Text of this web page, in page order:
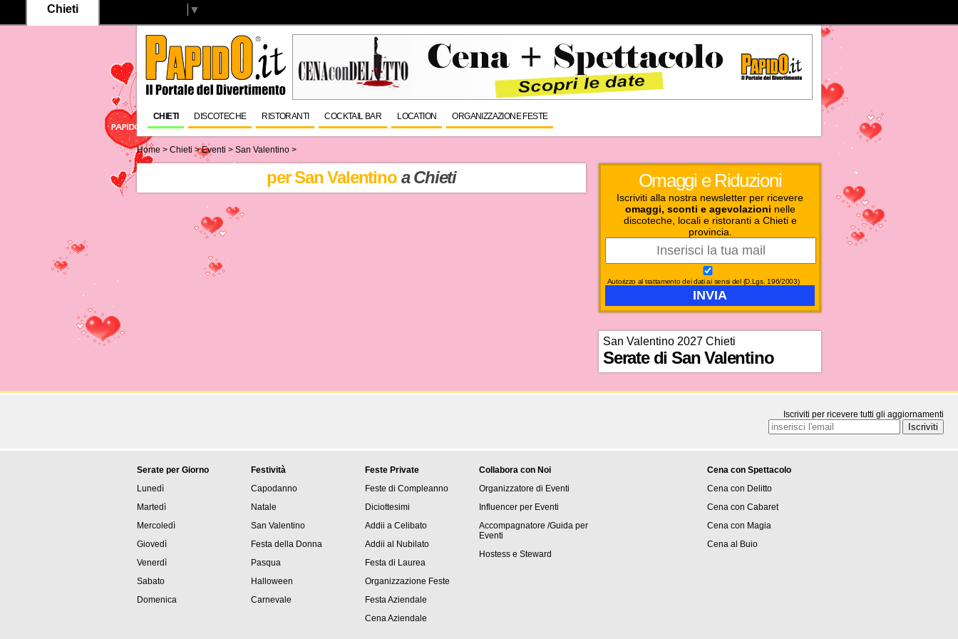
Chieti ▼
CHIETI DISCOTECHE RISTORANTI COCKTAIL BAR LOCATION ORGANIZZAZIONE FESTE
Home > Chieti > Eventi > San Valentino >
per San Valentino a Chieti Omaggi e Riduzioni
Iscriviti alla nostra newsletter per ricevere
omaggi, sconti e agevolazioni nelle
discoteche, locali e ristoranti a Chieti e
provincia.
Autorizzo al trattamento dei dati ai sensi del (D.Lgs. 196/2003)
San Valentino 2027 Chieti
Serate di San Valentino
Iscriviti per ricevere tutti gli aggiornamenti
Serate per Giorno
Lunedì
Martedì
Mercoledì
Giovedì
Venerdì
Sabato
Domenica
Festività
Capodanno
Natale
San Valentino
Festa della Donna
Pasqua
Halloween
Carnevale
Feste Private
Feste di Compleanno
Diciottesimi
Addii a Celibato
Addii al Nubilato
Festa di Laurea
Organizzazione Feste
Festa Aziendale
Cena Aziendale
Collabora con Noi
Organizzatore di Eventi
Influencer per Eventi
Accompagnatore /Guida per
Eventi
Hostess e Steward
Cena con Spettacolo
Cena con Delitto
Cena con Cabaret
Cena con Magia
Cena al Buio